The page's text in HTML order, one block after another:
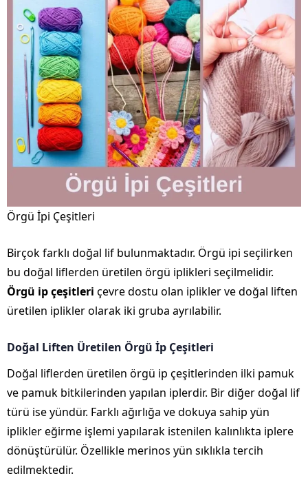
Örgü İpi Çeşitleri
Birçok farklı doğal lif bulunmaktadır. Örgü ipi seçilirken
bu doğal liflerden üretilen örgü iplikleri seçilmelidir.
Örgü ip çeşitleri çevre dostu olan iplikler ve doğal liften
üretilen iplikler olarak iki gruba ayrılabilir.
Doğal Liften Üretilen Örgü İp Çeşitleri
Doğal liflerden üretilen örgü ip çeşitlerinden ilki pamuk
ve pamuk bitkilerinden yapılan iplerdir. Bir diğer doğal lif
türü ise yündür. Farklı ağırlığa ve dokuya sahip yün
iplikler eğirme işlemi yapılarak istenilen kalınlıkta iplere
dönüştürülür. Özellikle merinos yün sıklıkla tercih
edilmektedir.